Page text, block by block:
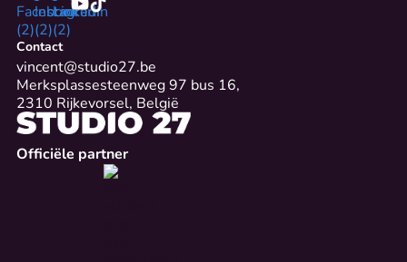
Officiële partner
Contact
vincent@studio27.be
Merksplassesteenweg 97 bus 16,
2310 Rijkevorsel, België